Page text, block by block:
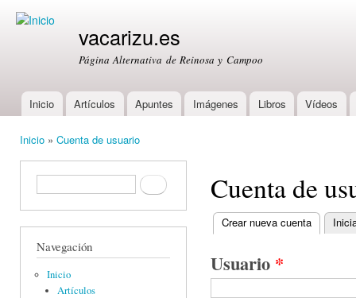
vacarizu.es
Página Alternativa de Reinosa y Campoo
Main menu
Inicio Artículos Apuntes Imágenes Libros Vídeos
Inicio » Cuenta de usuario
Formulario de búsquedaBuscar
Navegación
Inicio
Artículos
Cuenta de
Primary tabs
Crear nueva cuenta (active
Usuario *